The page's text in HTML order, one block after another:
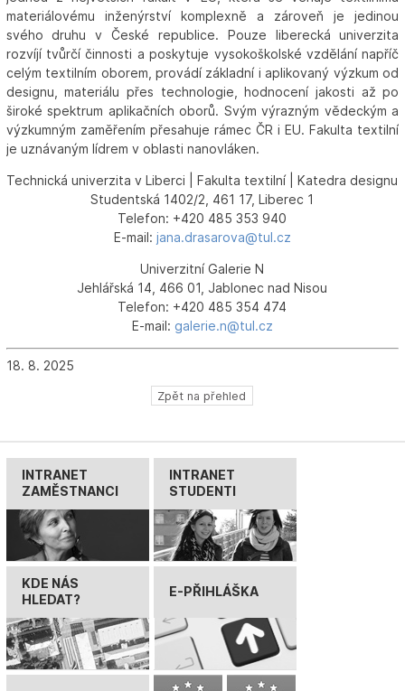
materiálovému inženýrství komplexně a zároveň je jedinou
svého druhu v České republice. Pouze liberecká univerzita
rozvíjí tvůrčí činnosti a poskytuje vysokoškolské vzdělání napříč
celým textilním oborem, provádí základní i aplikovaný výzkum od
designu, materiálu přes technologie, hodnocení jakosti až po
široké spektrum aplikačních oborů. Svým výrazným vědeckým a
výzkumným zaměřením přesahuje rámec ČR i EU. Fakulta textilní
je uznávaným lídrem v oblasti nanovláken.
Technická univerzita v Liberci | Fakulta textilní | Katedra designu
Studentská 1402/2, 461 17, Liberec 1
Telefon: +420 485 353 940
E-mail: jana.drasarova@tul.cz
Univerzitní Galerie N
Jehlářská 14, 466 01, Jablonec nad Nisou
Telefon: +420 485 354 474
E-mail: galerie.n@tul.cz
18. 8. 2025
Zpět na přehled
INTRANET
ZAMĚSTNANCI
INTRANET
STUDENTI
KDE NÁS
HLEDAT?
E-PŘIHLÁŠKA